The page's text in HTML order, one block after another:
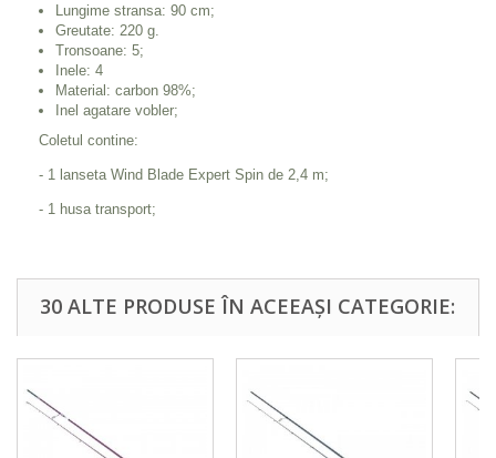
Lungime stransa: 90 cm;
Greutate: 220 g.
Tronsoane: 5;
Inele: 4
Material: carbon 98%;
Inel agatare vobler;
Coletul contine:
- 1 lanseta Wind Blade Expert Spin de 2,4 m;
- 1 husa transport;
30 ALTE PRODUSE ÎN ACEEAȘI CATEGORIE: